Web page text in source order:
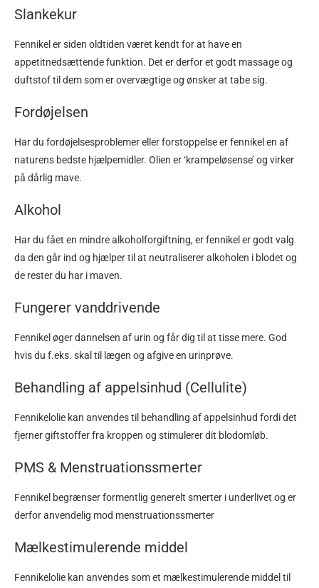
Slankekur
Fennikel er siden oldtiden været kendt for at have en
appetitnedsættende funktion. Det er derfor et godt massage og
duftstof til dem som er overvægtige og ønsker at tabe sig.
Fordøjelsen
Har du fordøjelsesproblemer eller forstoppelse er fennikel en af
naturens bedste hjælpemidler. Olien er ‘krampeløsense’ og virker
på dårlig mave.
Alkohol
Har du fået en mindre alkoholforgiftning, er fennikel er godt valg
da den går ind og hjælper til at neutraliserer alkoholen i blodet og
de rester du har i maven.
Fungerer vanddrivende
Fennikel øger dannelsen af urin og får dig til at tisse mere. God
hvis du f.eks. skal til lægen og afgive en urinprøve.
Behandling af appelsinhud (Cellulite)
Fennikelolie kan anvendes til behandling af appelsinhud fordi det
fjerner giftstoffer fra kroppen og stimulerer dit blodomløb.
PMS & Menstruationssmerter
Fennikel begrænser formentlig generelt smerter i underlivet og er
derfor anvendelig mod menstruationssmerter
Mælkestimulerende middel
Fennikelolie kan anvendes som et mælkestimulerende middel til